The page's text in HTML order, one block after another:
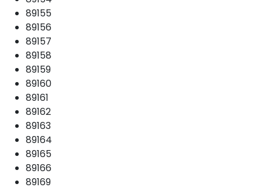
89155
89156
89157
89158
89159
89160
89161
89162
89163
89164
89165
89166
89169